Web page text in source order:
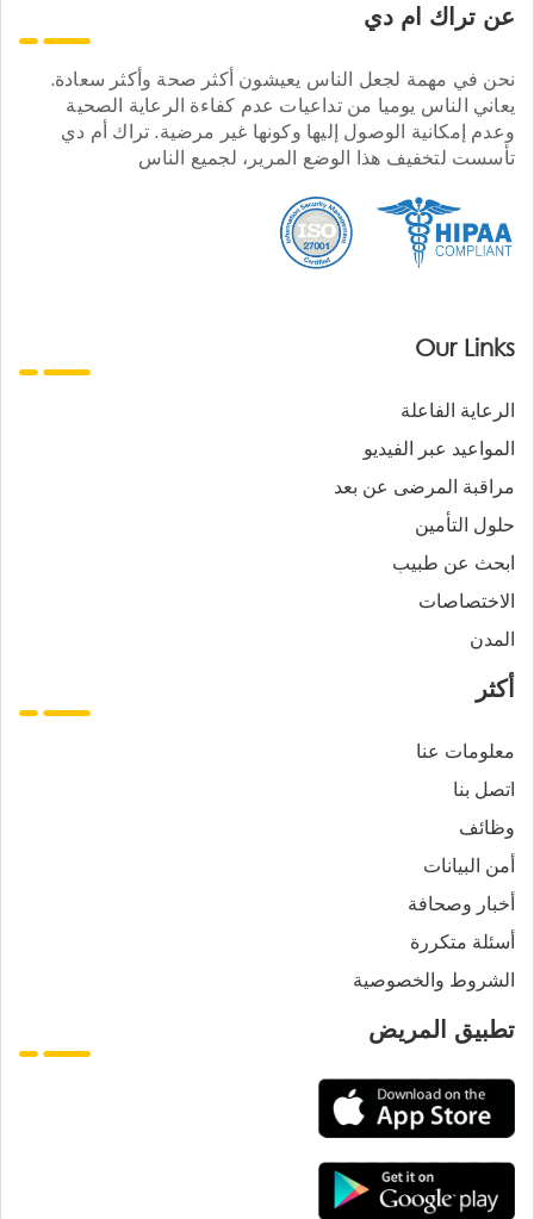
عن تراك ام دي
نحن في مهمة لجعل الناس يعيشون أكثر صحة وأكثر سعادة.
يعاني الناس يوميا من تداعيات عدم كفاءة الرعاية الصحية
وعدم إمكانية الوصول إليها وكونها غير مرضية. تراك أم دي
تأسست لتخفيف هذا الوضع المرير، لجميع الناس
Our Links
الرعاية الفاعلة
المواعيد عبر الفيديو
مراقبة المرضى عن بعد
حلول التأمين
ابحث عن طبيب
الاختصاصات
المدن
أكثر
معلومات عنا
اتصل بنا
وظائف
أمن البيانات
أخبار وصحافة
أسئلة متكررة
الشروط والخصوصية
تطبيق المريض